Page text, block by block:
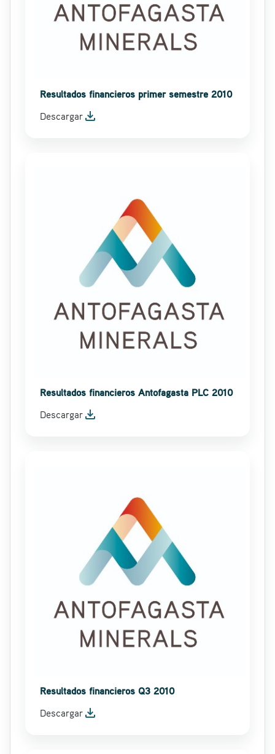
Resultados financieros primer semestre 2010
Descargar file_download
Resultados financieros Antofagasta PLC 2010
Descargar file_download
Resultados financieros Q3 2010
Descargar file_download